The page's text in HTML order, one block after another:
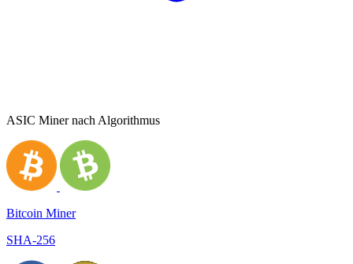
ASIC Miner nach Algorithmus
Bitcoin Miner
SHA-256